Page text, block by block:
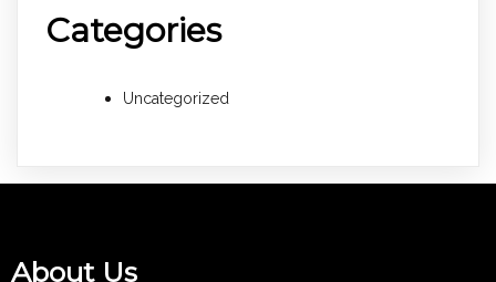
Categories
Uncategorized
About Us